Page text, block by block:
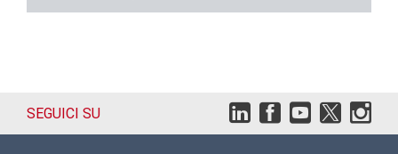
SEGUICI SU